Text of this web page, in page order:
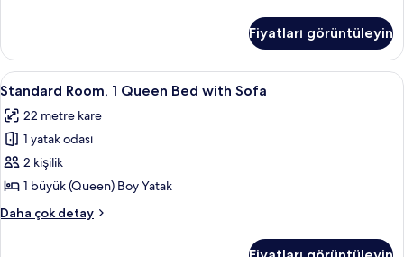
için
tüm
fotoğrafları
görün
Boy
Yatak,
Engellilere
hakkında
daha
fazla
detay
Fiyatları görüntüleyin
Standard
Room,
1
Queen
Bed
with
Sofa
için
Mısır pamuklu çarşaf takımı, kaliteli
5
Standard Room, 1 Queen Bed with Sofa
22 metre kare
1 yatak odası
2 kişilik
1 büyük (Queen) Boy Yatak
Daha çok detay
Standard